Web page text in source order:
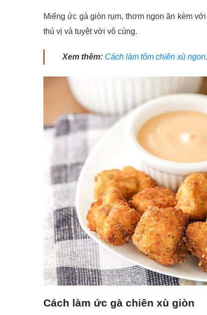
Miếng ức gà giòn rụm, thơm ngon ăn kèm
thú vị và tuyệt vời vô cùng.
Xem thêm: Cách làm tôm chiên xù
Cách làm ức gà chiên xù giòn